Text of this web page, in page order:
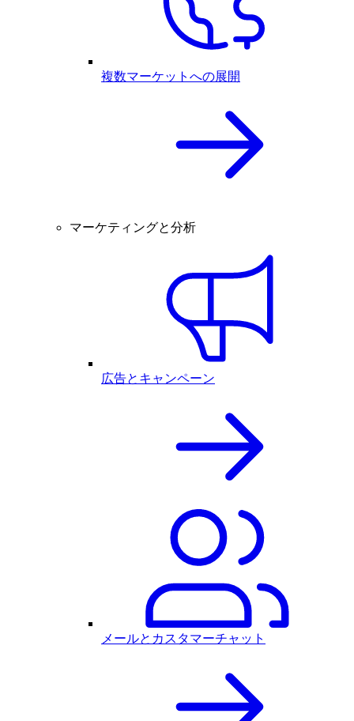
複数マーケットへの展開
マーケティングと分析
広告とキャンペーン
メールとカスタマーチャット